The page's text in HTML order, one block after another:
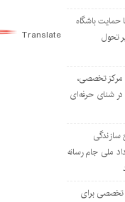
حمایت باشگاه
تحول
«اصفهان با ۱۰۳ مرکز تخصصی،
شنای حرفه‌ای
سازندگی
ملی جام رسانه
تخصصی برای
Translate